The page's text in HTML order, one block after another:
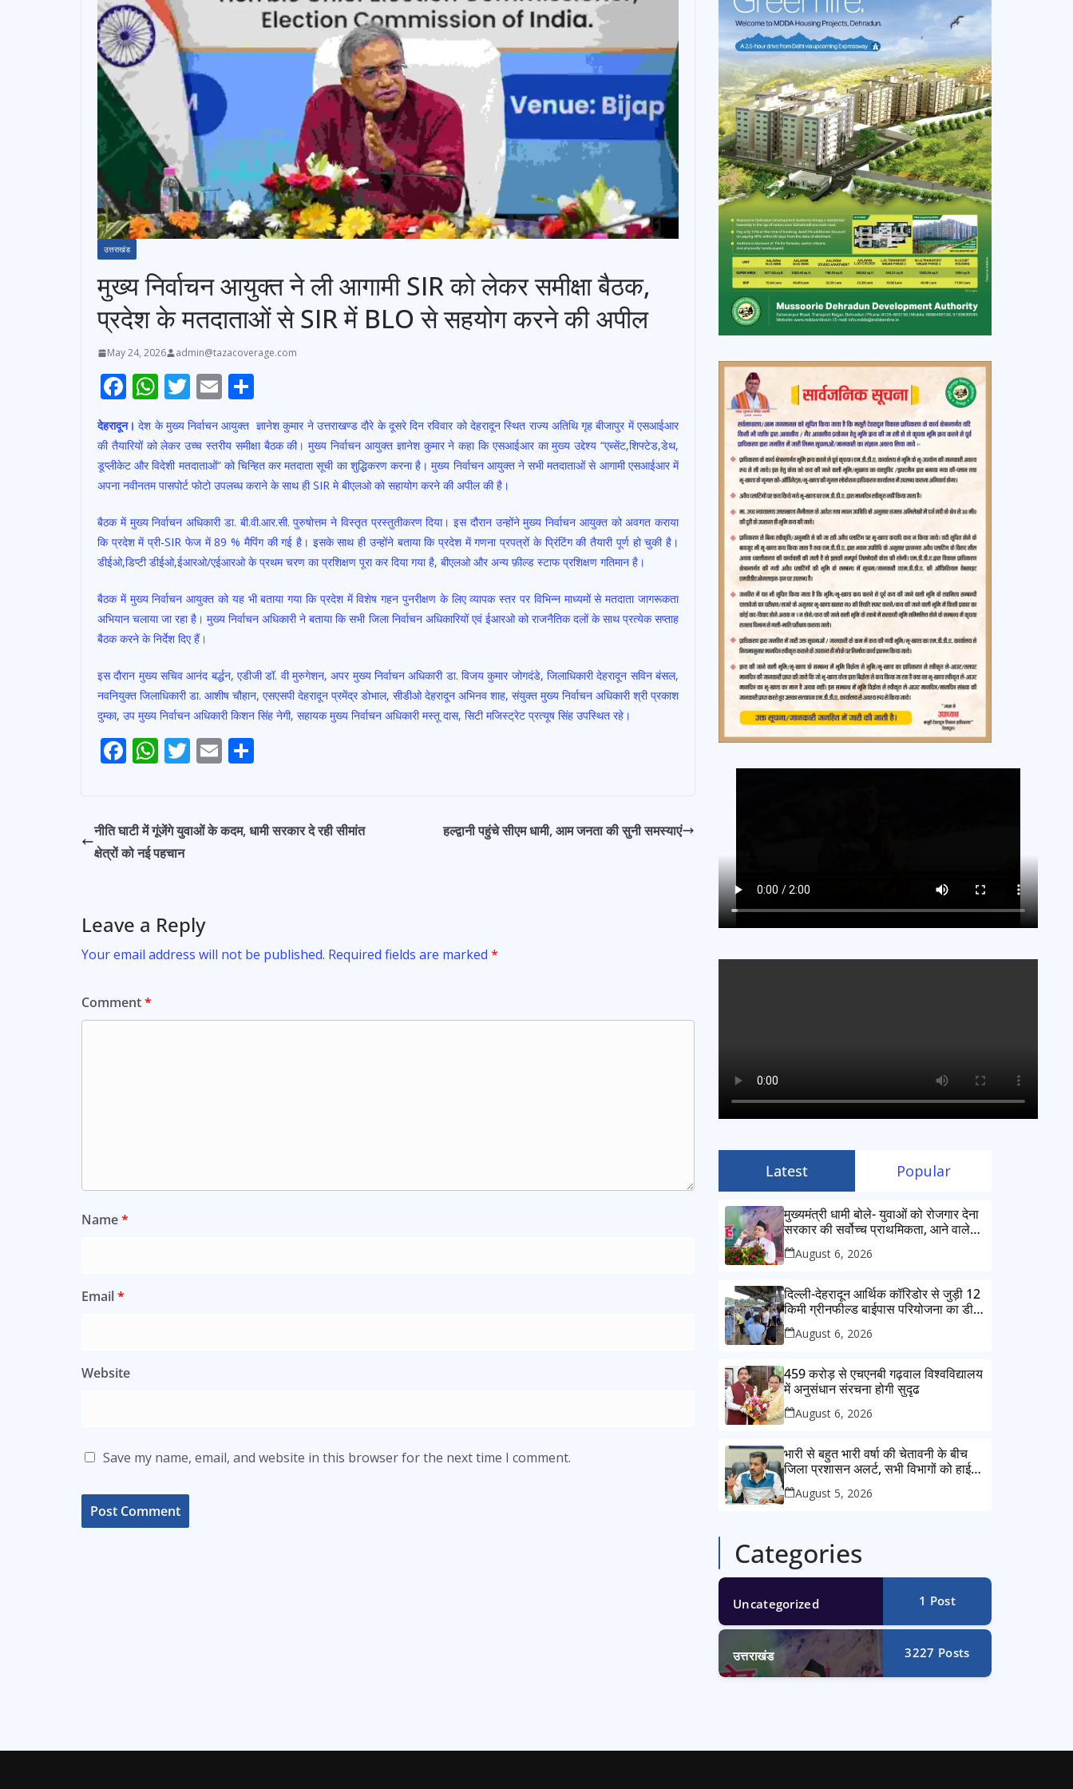
उत्तराखंड
मुख्य निर्वाचन आयुक्त ने ली आगामी SIR को लेकर समीक्षा बैठक,
प्रदेश के मतदाताओं से SIR में BLO से सहयोग करने की अपील
May 24, 2026 admin@tazacoverage.com
F
ac
e
b
o
o
k
W
h
at
s
A
p
p
T
w
itt
er
E
ai
l
h
ar
e
देहरादून। देश के मुख्य निर्वाचन आयुक्त ज्ञानेश कुमार ने उत्तराखण्ड दौरे के दूसरे दिन रविवार को देहरादून स्थित राज्य अतिथि गृह बीजापुर में एसआईआर
की तैयारियों को लेकर उच्च स्तरीय समीक्षा बैठक की। मुख्य निर्वाचन आयुक्त ज्ञानेश कुमार ने कहा कि एसआईआर का मुख्य उद्देश्य “एब्सेंट,शिफ्टेड,डेथ,
डूप्लीकेट और विदेशी मतदाताओं“ को चिन्हित कर मतदाता सूची का शुद्धिकरण करना है। मुख्य निर्वाचन आयुक्त ने सभी मतदाताओं से आगामी एसआईआर में
अपना नवीनतम पासपोर्ट फोटो उपलब्ध कराने के साथ ही SIR मे बीएलओ को सहायोग करने की अपील की है।
बैठक में मुख्य निर्वाचन अधिकारी डा. बी.वी.आर.सी. पुरुषोत्तम ने विस्तृत प्रस्तुतीकरण दिया। इस दौरान उन्होंने मुख्य निर्वाचन आयुक्त को अवगत कराया
कि प्रदेश में प्री-SIR फेज में 89 % मैपिंग की गई है। इसके साथ ही उन्होंने बताया कि प्रदेश में गणना प्रपत्रों के प्रिंटिंग की तैयारी पूर्ण हो चुकी है।
डीईओ,डिप्टी डीईओ,ईआरओ/एईआरओ के प्रथम चरण का प्रशिक्षण पूरा कर दिया गया है, बीएलओ और अन्य फ़ील्ड स्टाफ प्रशिक्षण गतिमान है।
बैठक में मुख्य निर्वाचन आयुक्त को यह भी बताया गया कि प्रदेश में विशेष गहन पुनरीक्षण के लिए व्यापक स्तर पर विभिन्न माध्यमों से मतदाता जागरूकता
अभियान चलाया जा रहा है। मुख्य निर्वाचन अधिकारी ने बताया कि सभी जिला निर्वाचन अधिकारियों एवं ईआरओ को राजनैतिक दलों के साथ प्रत्येक सप्ताह
बैठक करने के निर्देश दिए हैं।
इस दौरान मुख्य सचिव आनंद बर्द्धन, एडीजी डॉ. वी मुरुगेशन, अपर मुख्य निर्वाचन अधिकारी डा. विजय कुमार जोगदंडे, जिलाधिकारी देहरादून सविन बंसल,
नवनियुक्त जिलाधिकारी डा. आशीष चौहान, एसएसपी देहरादून प्रमेंद्र डोभाल, सीडीओ देहरादून अभिनव शाह, संयुक्त मुख्य निर्वाचन अधिकारी श्री प्रकाश
दुम्का, उप मुख्य निर्वाचन अधिकारी किशन सिंह नेगी, सहायक मुख्य निर्वाचन अधिकारी मस्तू दास, सिटी मजिस्ट्रेट प्रत्यूष सिंह उपस्थित रहे।
Post
navigation
F
b
o
W
s
A
T
er
E
l e
नीति घाटी में गूंजेंगे युवाओं के कदम, धामी सरकार दे रही सीमांत
क्षेत्रों को नई पहचान
हल्द्वानी पहुंचे सीएम धामी, आम जनता की सुनी समस्याएं
Leave a Reply
Your email address will not be published. Required fields are marked *
Comment*
Name*
Email*
Website
Save my name, email, and website in this browser for the next time I comment.
Latest Popular
मुख्यमंत्री धामी बोले- युवाओं को रोजगार देना
सरकार की सर्वोच्च प्राथमिकता, आने वाले
महीनों में हजारों पदों पर की जाएगी भर्ती
August 6, 2026
दिल्ली-देहरादून आर्थिक कॉरिडोर से जुड़ी 12
किमी ग्रीनफील्ड बाईपास परियोजना का डीएम
ने किया निरीक्षण; समयबद्ध एवं गुणवत्तापूर्ण
निर्माण सुनिश्चित करने के निर्देश, सुरक्षा
August 6, 2026
459 करोड़ से एचएनबी गढ़वाल विश्वविद्यालय
में अनुसंधान संरचना होगी सुदृढ
August 6, 2026
भारी से बहुत भारी वर्षा की चेतावनी के बीच
जिला प्रशासन अलर्ट, सभी विभागों को हाई
अलर्ट पर रहने के निर्देश
August 5, 2026
Categories
Uncategorized 1 Post
उत्तराखंड 3227 Posts